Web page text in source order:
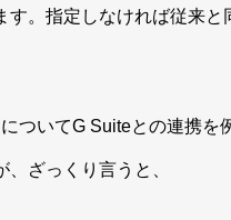
。指定しなければ従来と
ついてG Suiteとの連携を
ざっくり言うと、